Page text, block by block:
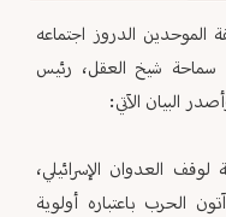
الدروز اجتماعه
سماحة شيخ العقل، رئيس
البيان الآتي:
العدوان الإسرائيلي،
الحرب باعتباره أولوية